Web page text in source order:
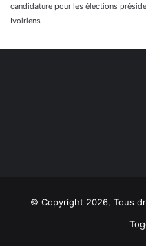
candidature pour les élections
Ivoiriens
© Copyright 2026, Tous